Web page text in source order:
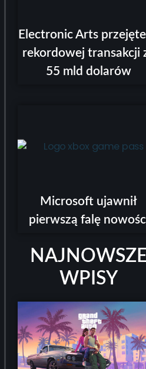
Electronic Arts
rekordowej transakcji
55 mld dolarów
Microsoft ujawnił
pierwszą falę
WPISY